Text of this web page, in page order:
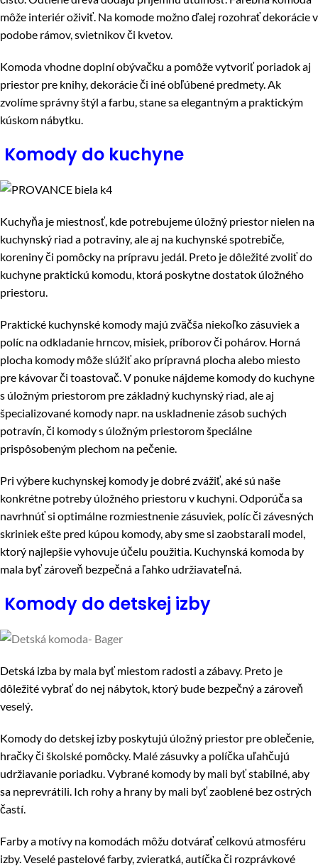
môže interiér oživiť. Na komode možno ďalej rozohrať dekorácie v
podobe rámov, svietnikov či kvetov.
Komoda vhodne doplní obývačku a pomôže vytvoriť poriadok aj
priestor pre knihy, dekorácie či iné obľúbené predmety. Ak
zvolíme správny štýl a farbu, stane sa elegantným a praktickým
kúskom nábytku.
Komody do kuchyne
Kuchyňa je miestnosť, kde potrebujeme úložný priestor nielen na
kuchynský riad a potraviny, ale aj na kuchynské spotrebiče,
koreniny či pomôcky na prípravu jedál. Preto je dôležité zvoliť do
kuchyne praktickú komodu, ktorá poskytne dostatok úložného
priestoru.
Praktické kuchynské komody majú zväčša niekoľko zásuviek a
políc na odkladanie hrncov, misiek, príborov či pohárov. Horná
plocha komody môže slúžiť ako prípravná plocha alebo miesto
pre kávovar či toastovač. V ponuke nájdeme komody do kuchyne
s úložným priestorom pre základný kuchynský riad, ale aj
špecializované komody napr. na uskladnenie zásob suchých
potravín, či komody s úložným priestorom špeciálne
prispôsobeným plechom na pečenie.
Pri výbere kuchynskej komody je dobré zvážiť, aké sú naše
konkrétne potreby úložného priestoru v kuchyni. Odporúča sa
navrhnúť si optimálne rozmiestnenie zásuviek, políc či závesných
skriniek ešte pred kúpou komody, aby sme si zaobstarali model,
ktorý najlepšie vyhovuje účelu použitia. Kuchynská komoda by
mala byť zároveň bezpečná a ľahko udržiavateľná.
Komody do detskej izby
Detská izba by mala byť miestom radosti a zábavy. Preto je
dôležité vybrať do nej nábytok, ktorý bude bezpečný a zároveň
veselý.
Komody do detskej izby poskytujú úložný priestor pre oblečenie,
hračky či školské pomôcky. Malé zásuvky a políčka uľahčujú
udržiavanie poriadku. Vybrané komody by mali byť stabilné, aby
sa neprevrátili. Ich rohy a hrany by mali byť zaoblené bez ostrých
častí.
Farby a motívy na komodách môžu dotvárať celkovú atmosféru
izby. Veselé pastelové farby, zvieratká, autíčka či rozprávkové